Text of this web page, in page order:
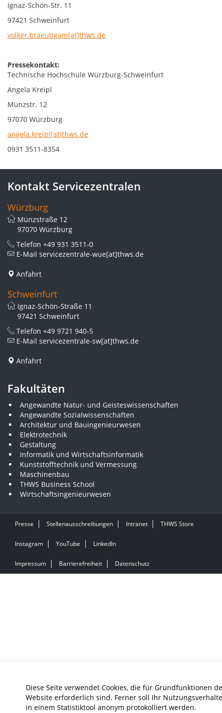
Diese Seite verwendet Cookies, die für Grundfunktionen
Website erforderlich sind. Ferner soll Ihr
in einem Statistiktool anonym protokolliert werden.
Ignaz-Schön-Str. 11
97421 Schweinfurt
volker.braeutigam[at]thws.de
Pressekontakt:
Technische Hochschule Würzburg-Schweinfurt
Angela Kreipl
Münzstr. 12
97070 Würzburg
angela.kreipl[at]thws.de
0931 3511-8354
Kontakt Servicezentralen
Würzburg
Münzstraße 12
97070 Würzburg
Telefon +49 931 3511-0
E-Mail servicezentrale-wue[at]thws.de
Anfahrt
Schweinfurt
Ignaz-Schön-Straße 11
97421 Schweinfurt
Telefon +49 9721 940-5
E-Mail servicezentrale-sw[at]thws.de
Anfahrt
Fakultäten
Angewandte Natur- und Geisteswissenschaften
Angewandte Sozialwissenschaften
Architektur und Bauingenieurwesen
Elektrotechnik
Gestaltung
Informatik und Wirtschaftsinformatik
Kunststofftechnik und Vermessung
Maschinenbau
THWS Business School
Wirtschaftsingenieurwesen
Presse Stellenausschreibungen Intranet THWS Store
Instagram YouTube LinkedIn
Impressum Barrierefreiheit Datenschutz